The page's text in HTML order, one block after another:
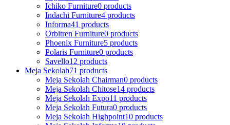
Ichiko Furniture0 products
Indachi Furniture4 products
Informa41 products
Orbitren Furniture0 products
Phoenix Furniture5 products
Polaris Furniture0 products
Savello12 products
Meja Sekolah71 products
Meja Sekolah Chairman0 products
Meja Sekolah Chitose14 products
Meja Sekolah Expo11 products
Meja Sekolah Futura0 products
Meja Sekolah Highpoint10 products